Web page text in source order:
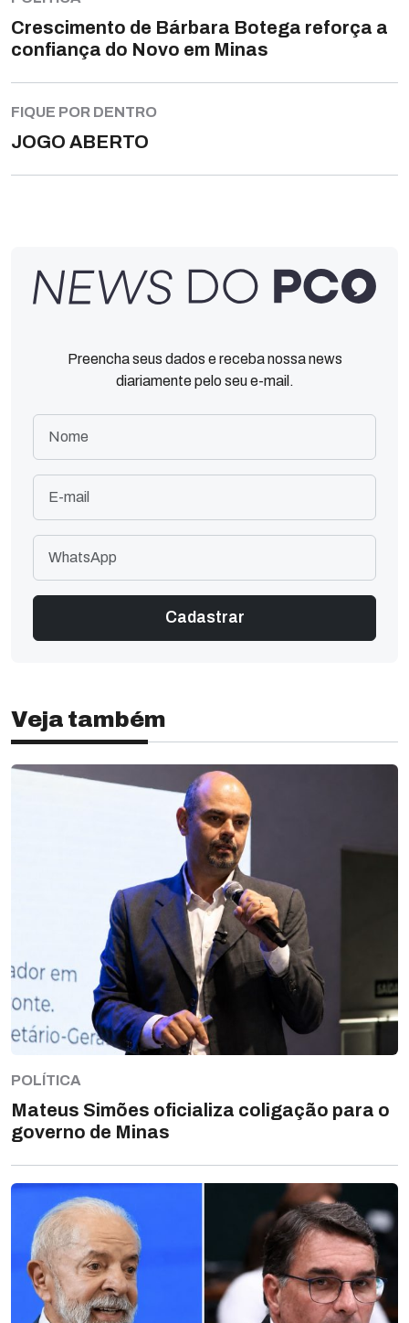
Crescimento de Bárbara Botega reforça a
confiança do Novo em Minas
FIQUE POR DENTRO
JOGO ABERTO
Preencha seus dados e receba nossa news
diariamente pelo seu e-mail.
Veja também
POLÍTICA
Mateus Simões oficializa coligação para o
governo de Minas